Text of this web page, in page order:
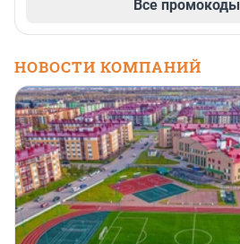
Все промокоды
НОВОСТИ КОМПАНИЙ